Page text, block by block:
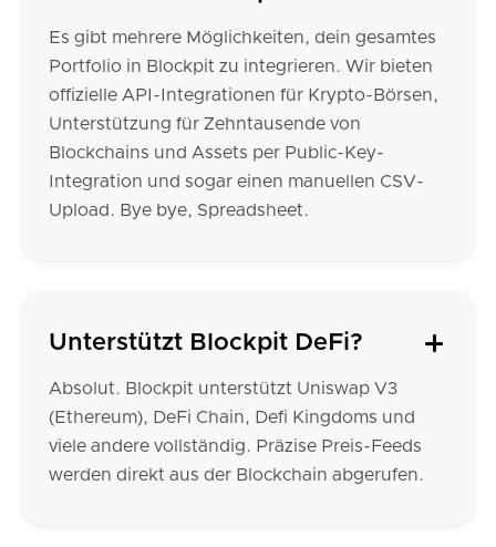
Es gibt mehrere Möglichkeiten, dein gesamtes
Portfolio in Blockpit zu integrieren. Wir bieten
offizielle API-Integrationen für Krypto-Börsen,
Unterstützung für Zehntausende von
Blockchains und Assets per Public-Key-
Integration und sogar einen manuellen CSV-
Upload. Bye bye, Spreadsheet.
Unterstützt Blockpit DeFi?
Absolut. Blockpit unterstützt Uniswap V3
(Ethereum), DeFi Chain, Defi Kingdoms und
viele andere vollständig. Präzise Preis-Feeds
werden direkt aus der Blockchain abgerufen.